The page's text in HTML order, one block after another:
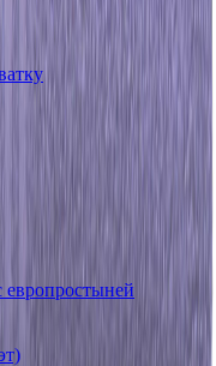
европростыней